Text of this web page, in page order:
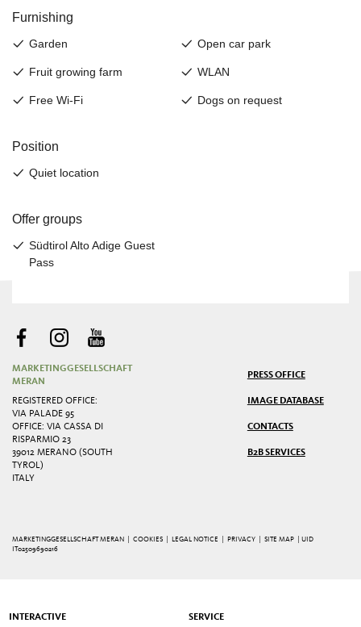
MARKETINGGESELLSCHAFT
MERAN
REGISTERED OFFICE:
VIA PALADE 95
OFFICE: VIA CASSA DI
RISPARMIO 23
39012 MERANO (SOUTH
TYROL)
ITALY
PRESS OFFICE
IMAGE DATABASE
CONTACTS
B2B SERVICES
MARKETINGGESELLSCHAFT MERAN | COOKIES LEGAL NOTICE PRIVACY |SITE MAP
| UID
IT02509690216
INTERACTIVE SERVICE